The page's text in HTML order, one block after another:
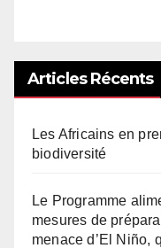
Articles Récents
Les Africains en
biodiversité
Le Programme
mesures de
menace d’El Niño,